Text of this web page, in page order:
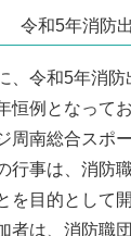
令和5年消防
、令和5年消防
恒例となって
周南総合スポ
行事は、消防
を目的として
者は、消防職